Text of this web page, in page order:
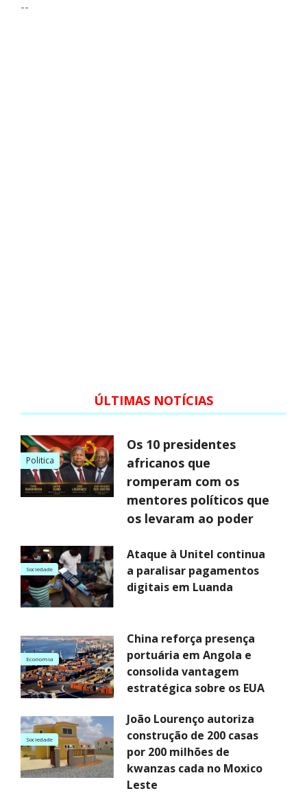
--
ÚLTIMAS NOTÍCIAS
Politica
Os 10 presidentes
africanos que
romperam com os
mentores políticos que
os levaram ao poder
Sociedade
Ataque à Unitel continua
a paralisar pagamentos
digitais em Luanda
Economia
China reforça presença
portuária em Angola e
consolida vantagem
estratégica sobre os EUA
Sociedade
João Lourenço autoriza
construção de 200 casas
por 200 milhões de
kwanzas cada no Moxico
Leste